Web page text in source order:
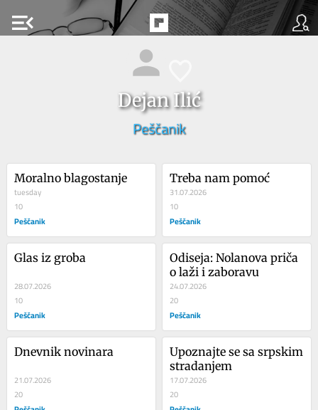
menu_open
Dejan Ilić
Peščanik
Moralno blagostanje
tuesday
10
Peščanik
Treba nam pomoć
31.07.2026
10
Peščanik
Glas iz groba
28.07.2026
10
Peščanik
Odiseja: Nolanova priča
o laži i zaboravu
24.07.2026
20
Peščanik
Dnevnik novinara
21.07.2026
20
Upoznajte se sa srpskim
stradanjem
17.07.2026
20